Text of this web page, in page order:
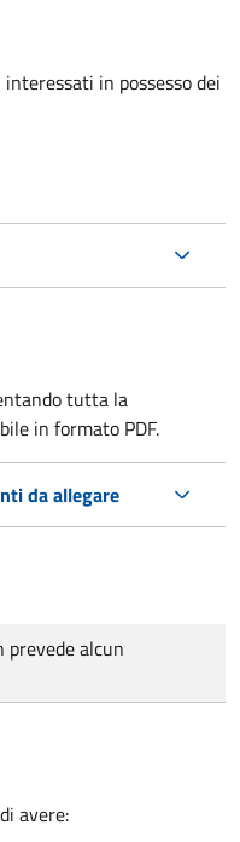
in possesso dei
tutta la
in formato PDF.
da allegare
prevede alcun
avere: